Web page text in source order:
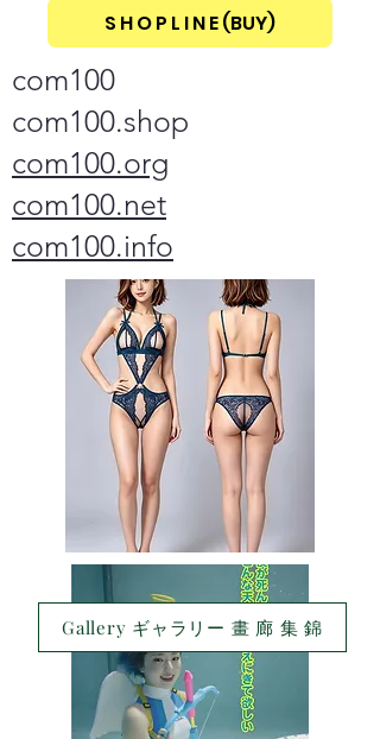
S H O P L I N E (BUY)
com100
com100.shop
com100.org
com100.net
com100.info
Gallery ギャラリー 畫 廊 集 錦